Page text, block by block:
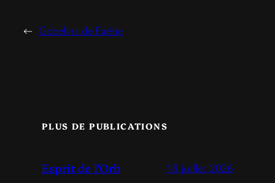
← Gobelins de Faërie
PLUS DE PUBLICATIONS
Esprit de l’Orb 18 juillet 2026